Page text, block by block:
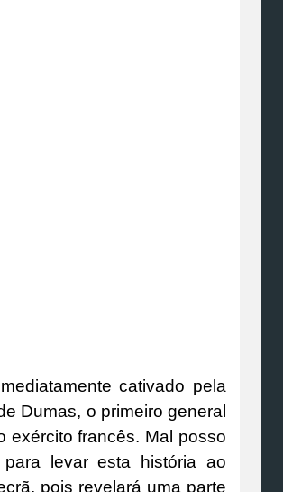
cativado pela
Dumas, o primeiro general
exército francês. Mal posso
para levar esta história ao
pois revelará uma parte